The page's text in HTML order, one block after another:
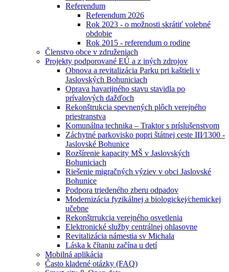
Referendum
Referendum 2026
Rok 2023 - o možnosti skrátiť volebné
obdobie
Rok 2015 - referendum o rodine
Členstvo obce v združeniach
Projekty podporované EÚ a z iných zdrojov
Obnova a revitalizácia Parku pri kaštieli v
Jaslovských Bohuniciach
Oprava havarijného stavu stavidla po
prívalových dažďoch
Rekonštrukcia spevnených plôch verejného
priestranstva
Komunálna technika – Traktor s príslušenstvom
Záchytné parkovisko popri štátnej ceste III⁄1300 -
Jaslovské Bohunice
Rozšírenie kapacity MŠ v Jaslovských
Bohuniciach
Riešenie migračných výziev v obci Jaslovské
Bohunice
Podpora triedeného zberu odpadov
Modernizácia fyzikálnej a biologickej⁄chemickej
učebne
Rekonštrrukcia verejného osvetlenia
Elektronické služby centrálnej ohlasovne
Revitalizácia námestia sv Michala
Láska k čítaniu začína u detí
Mobilná aplikácia
Často kladené otázky (FAQ)